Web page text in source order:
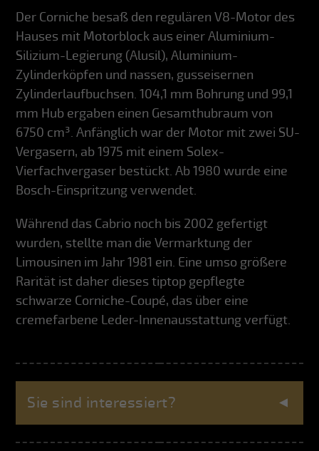
Der Corniche besaß den regulären V8-Motor des
Hauses mit Motorblock aus einer Aluminium-
Silizium-Legierung (Alusil), Aluminium-
Zylinderköpfen und nassen, gusseisernen
Zylinderlaufbuchsen. 104,1 mm Bohrung und 99,1
mm Hub ergaben einen Gesamthubraum von
6750 cm³. Anfänglich war der Motor mit zwei SU-
Vergasern, ab 1975 mit einem Solex-
Vierfachvergaser bestückt. Ab 1980 wurde eine
Bosch-Einspritzung verwendet.
Während das Cabrio noch bis 2002 gefertigt
wurden, stellte man die Vermarktung der
Limousinen im Jahr 1981 ein. Eine umso größere
Rarität ist daher dieses tiptop gepflegte
schwarze Corniche-Coupé, das über eine
cremefarbene Leder-Innenausstattung verfügt.
Sie sind interessiert?